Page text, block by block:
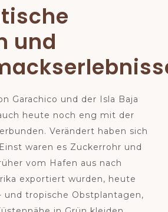
und
Garachico und der Isla Baja
heute noch eng mit der
Verändert haben sich
waren es Zuckerrohr und
vom Hafen aus nach
exportiert wurden, heute
und tropische Obstplantagen,